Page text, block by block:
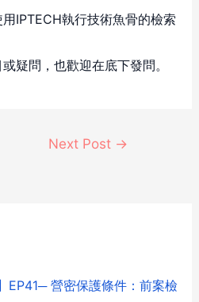
IPTECH執行技術魚骨的檢索
疑問，也歡迎在底下發問。
Next Post →
EP41─ 營密保護條件：前案檢